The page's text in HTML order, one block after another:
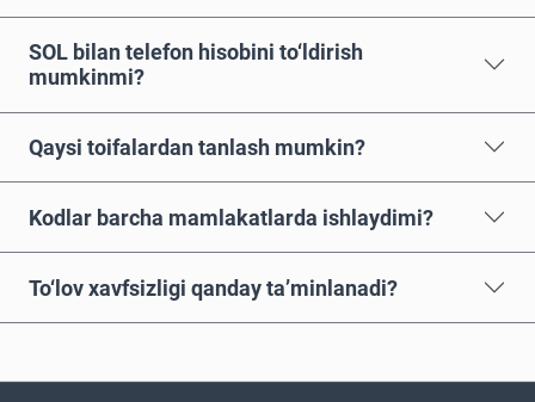
SOL bilan telefon hisobini to‘ldirish
mumkinmi?
Qaysi toifalardan tanlash mumkin?
Kodlar barcha mamlakatlarda ishlaydimi?
To‘lov xavfsizligi qanday ta’minlanadi?